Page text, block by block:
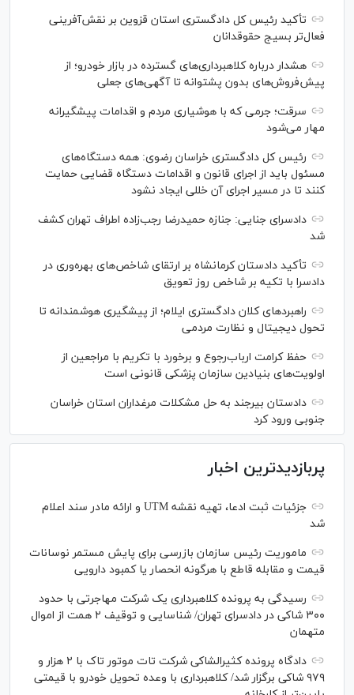
تأکید رئیس کل دادگستری استان قزوین بر نقش‌آفرینی
فعال‌تر بسیج حقوقدانان
هشدار درباره کلاهبرداری‌های گسترده در بازار خودرو؛ از
پیش‌فروش‌های بدون پشتوانه تا آگهی‌های جعلی
سرقت؛ جرمی که با هوشیاری مردم و اقدامات پیشگیرانه
مهار می‌شود
رئیس کل دادگستری خراسان رضوی: همه دستگاه‌های
مسئول باید از اجرای قانون و اقدامات دستگاه قضایی حمایت
کنند تا در مسیر اجرای آن خللی ایجاد نشود
دادسرای جنایی: جنازه حمیدرضا رجب‌زاده اطراف تهران کشف
شد
تأکید دادستان کرمانشاه بر ارتقای شاخص‌های بهره‌وری در
دادسرا با تکیه بر شاخص روز تعویق
راهبرد‌های کلان دادگستری ایلام؛ از پیشگیری هوشمندانه تا
تحول دیجیتال و نظارت مردمی
حفظ کرامت ارباب‌رجوع و برخورد با تکریم با مراجعین از
اولویت‌های بنیادین سازمان پزشکی قانونی است
دادستان بیرجند به حل مشکلات مرغداران استان خراسان
جنوبی ورود کرد
پربازدیدترین اخبار
جزئیات ثبت ادعا، تهیه نقشه UTM و ارائه مادر سند اعلام
شد
ماموریت رئیس سازمان بازرسی برای پایش مستمر نوسانات
قیمت و مقابله قاطع با هرگونه انحصار یا کمبود دارویی
رسیدگی به پرونده کلاهبرداری یک شرکت مهاجرتی با حدود
۳۰۰ شاکی در دادسرای تهران/ شناسایی و توقیف ۲ همت از اموال
متهمان
دادگاه پرونده کثیرالشاکی شرکت تات موتور تاک با ۲ هزار و
۹۷۹ شاکی برگزار شد/ کلاهبرداری با وعده تحویل خودرو با قیمتی